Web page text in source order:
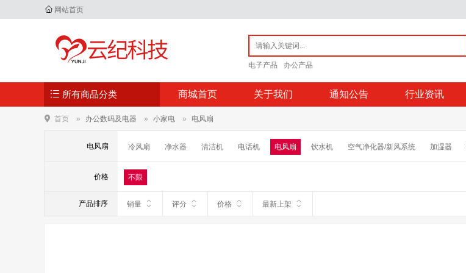
网站首页
电子产品 办公产品
所有商品分类 商城首页 关于我们 通知公告 行业资讯
首页 办公数码及电器 小家电 电风扇
电风扇 冷风扇 净水器 清洁机 电话机 电风扇 饮水机 空气净化器/新风系统 加湿器
挂烫机/熨斗
价格 不限
产品排序 销量 评分 价格 最新上架